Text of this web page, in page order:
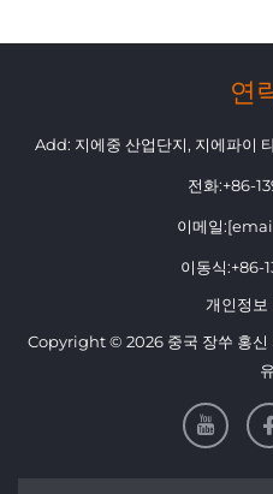
연
Add: 지에중 산업단지, 지에파이
전화:+86-
이메일:
이동식:+86-
개인정보
Copyright © 2026 중국 장쑤 홍신